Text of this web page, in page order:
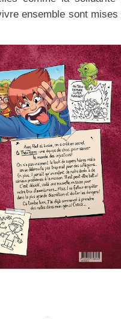
ensemble sont mises